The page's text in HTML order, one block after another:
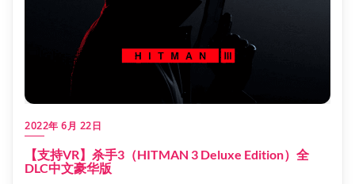
2022年 6月 22日
【支持VR】杀手3（HITMAN 3 Deluxe Edition）全
DLC中文豪华版